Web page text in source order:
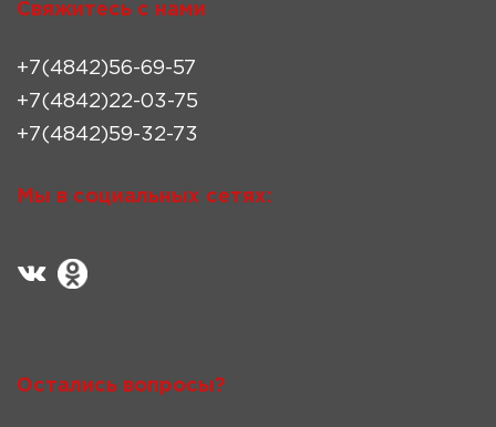
Свяжитесь с нами
+7(4842)56-69-57
+7(4842)22-03-75
+7(4842)59-32-73
Мы в социальных сетях:
Остались вопросы?